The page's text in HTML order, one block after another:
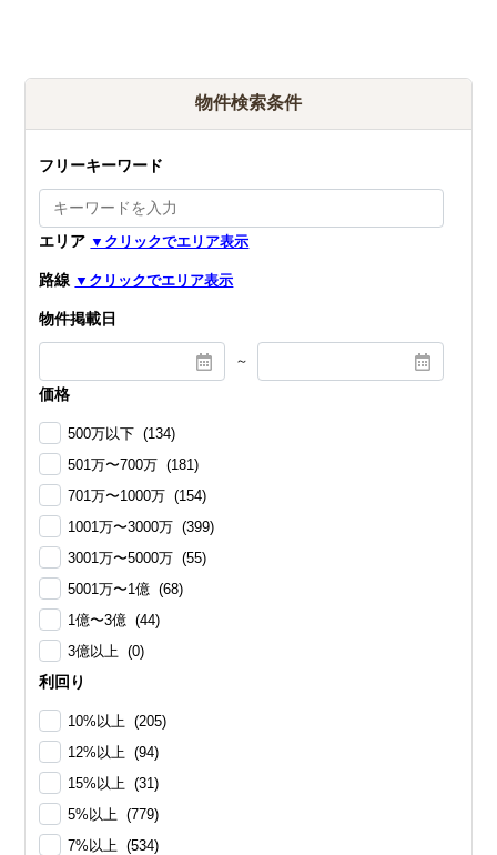
物件検索条件
フリーキーワード
エリア
路線
物件掲載日
～
価格
500万以下 (134)
501万〜700万 (181)
701万〜1000万 (154)
1001万〜3000万 (399)
3001万〜5000万 (55)
5001万〜1億 (68)
1億〜3億 (44)
3億以上 (0)
利回り
10%以上 (205)
12%以上 (94)
15%以上 (31)
5%以上 (779)
7%以上 (534)